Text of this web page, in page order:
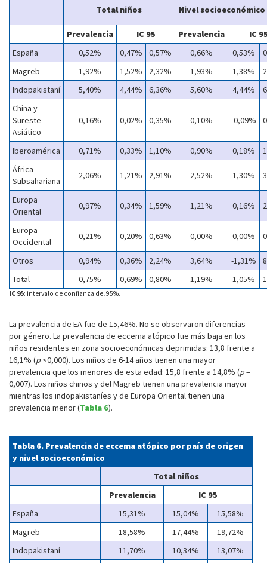
Total niños Nivel
Prevalencia IC 95 Prevalencia
IC
España
0,52% 0,47% 0,57% 0,66% 0,53%
Magreb
1,92% 1,52% 2,32% 1,93% 1,38%
Indopakistaní
5,40% 4,44% 6,36% 5,60% 4,44%
China y
Sureste
Asiático
0,16% 0,02% 0,35% 0,10% -0,09%
Iberoamérica 0,71% 0,33% 1,10% 0,90% 0,18%
África
Subsahariana
2,06% 1,21% 2,91% 2,52% 1,30%
Europa
Oriental
0,97% 0,34% 1,59% 1,21% 0,16%
Europa
Occidental
0,21% 0,20% 0,63% 0,00% 0,00%
Otros 0,94% 0,36% 2,24% 3,64% -1,31%
Total
0,75% 0,69% 0,80% 1,19% 1,05%
IC 95: intervalo de confianza del 95%.
La prevalencia de EA fue de 15,46%. No se observaron diferencias
por género. La prevalencia de eccema atópico fue más baja en los
niños residentes en zona socioeconómicas deprimidas: 13,8 frente a
16,1% (p <0,000). Los niños de 6-14 años tienen una mayor
prevalencia que los menores de esta edad: 15,8 frente a 14,8% (p=
0,007). Los niños chinos y del Magreb tienen una prevalencia mayor
mientras los indopakistaníes y de Europa Oriental tienen una
prevalencia menor (Tabla 6).
Tabla 6. Prevalencia de eccema atópico por país de origen
y nivel socioeconómico
Total niños
Prevalencia
IC 95
España
15,31% 15,04%
15,58%
Magreb
18,58% 17,44%
19,72%
Indopakistaní
11,70% 10,34%
13,07%